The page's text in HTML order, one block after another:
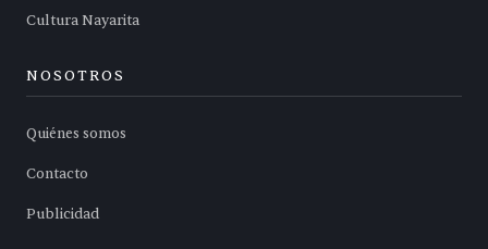
Cultura Nayarita
NOSOTROS
Quiénes somos
Contacto
Publicidad